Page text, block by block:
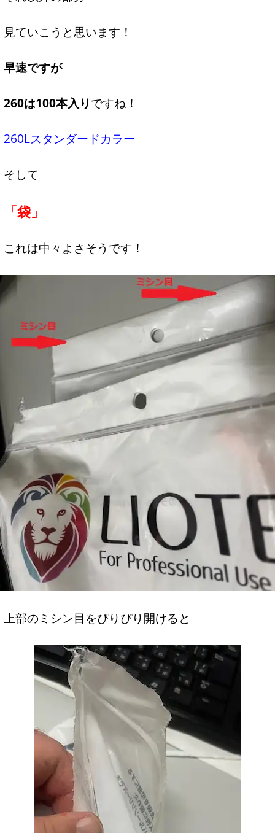
見ていこうと思います！
早速ですが
260は100本入り ですね！
260Lスタンダードカラー
そして
「袋」
これは中々よさそうです！
上部のミシン目をぴりぴり開けると